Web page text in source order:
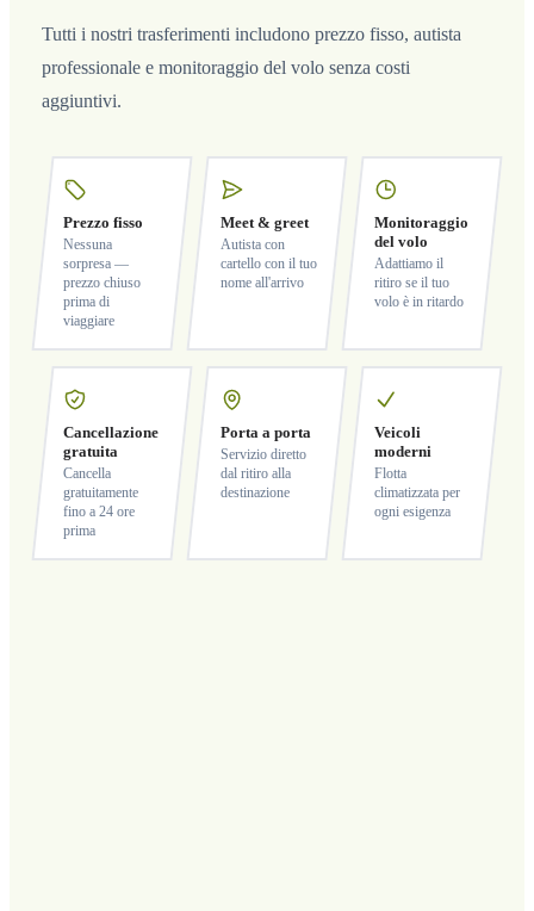
Tutti i nostri trasferimenti includono prezzo fisso, autista
professionale e monitoraggio del volo senza costi
aggiuntivi.
Prezzo fisso
Nessuna
sorpresa —
prezzo chiuso
prima di
viaggiare
Meet & greet
Autista con
cartello con il tuo
nome all'arrivo
Monitoraggio
del volo
Adattiamo il
ritiro se il tuo
volo è in ritardo
Cancellazione
gratuita
Cancella
gratuitamente
fino a 24 ore
prima
Porta a porta
Servizio diretto
dal ritiro alla
destinazione
Veicoli
moderni
Flotta
climatizzata per
ogni esigenza